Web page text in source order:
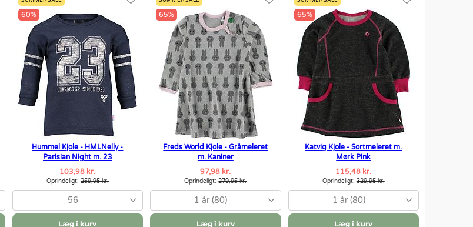
60%
Hummel Kjole - HMLNelly -
Parisian Night m. 23
103,98 kr.
Oprindeligt: 259,95 kr.
56
Læg i kurv
65%
Freds World Kjole - Gråmeleret
m. Kaniner
97,98 kr.
Oprindeligt:279,95 kr.
1 år (80)
Læg i kurv
65%
Katvig Kjole - Sortmeleret m.
Mørk Pink
115,48 kr.
Oprindeligt:329,95 kr.
1 år (80)
Læg i kurv